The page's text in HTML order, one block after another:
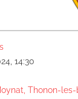
14:30
Thonon-les-